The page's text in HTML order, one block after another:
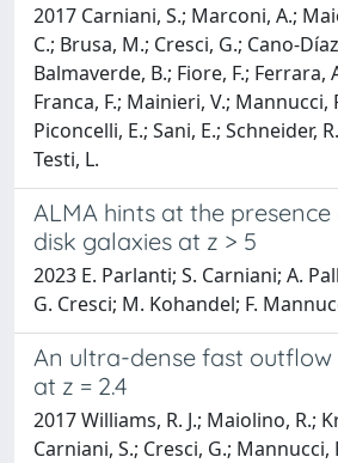
2017 Carniani, S.; Marconi, A.;
C.; Brusa, M.; Cresci, G.; Cano-
Balmaverde, B.; Fiore, F.; Ferrara,
Franca, F.; Mainieri, V.; Mannucci,
Piconcelli, E.; Sani, E.; Schneider,
Testi, L.
ALMA hints at the
disk galaxies at z > 5
2023 E. Parlanti; S. Carniani; A.
G. Cresci; M. Kohandel; F.
An ultra-dense fast outflow
at z = 2.4
2017 Williams, R. J.; Maiolino, R.;
Carniani, S.; Cresci, G.; Mannucci,